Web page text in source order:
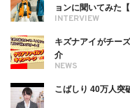
INTERVIEW
ョンに聞いてみた
NEWS
キズナアイがチー
介
こばしり 40万人突